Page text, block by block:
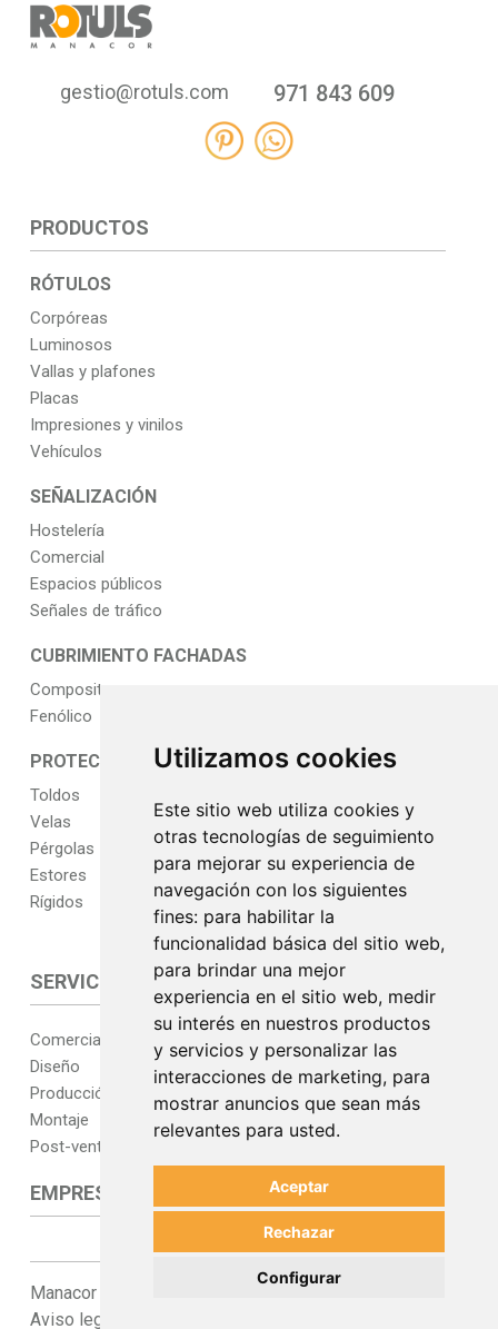
Utilizamos cookies
Este sitio web utiliza cookies y
otras tecnologías de seguimiento
para mejorar su experiencia de
navegación con los siguientes
fines: para habilitar la
funcionalidad básica del sitio web,
para brindar una mejor
experiencia en el sitio web, medir
su interés en nuestros productos
y servicios y personalizar las
interacciones de marketing, para
mostrar anuncios que sean más
relevantes para usted.
Aceptar
Rechazar
Configurar
gestio@rotuls.com 971 843 609
PRODUCTOS
RÓTULOS
Corpóreas
Luminosos
Vallas y plafones
Placas
Impresiones y vinilos
Vehículos
SEÑALIZACIÓN
Hostelería
Comercial
Espacios públicos
Señales de tráfico
CUBRIMIENTO FACHADAS
Composite
Fenólico
PROTECCIÓN SOLAR
Toldos
Velas
Pérgolas
Estores
Rígidos
SERVICIOS
Comercial
Diseño
Producción
Montaje
Post-venta
PROYECTOS
EMPRESA
Manacor 2020 rondas.
Política de privacidad.
Aviso legal.